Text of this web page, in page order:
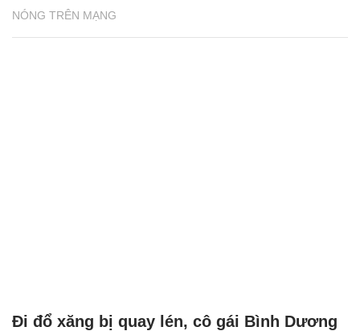
NÓNG TRÊN MẠNG
Đi đổ xăng bị quay lén, cô gái Bình Dương